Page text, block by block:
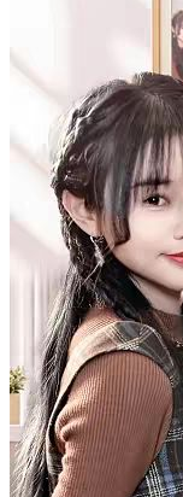
Terluka Demi
92 Episodes
Demi uang, Laras
si pewaris buta yang
mulai tumbuh di
memisahkan
tengah mengandung